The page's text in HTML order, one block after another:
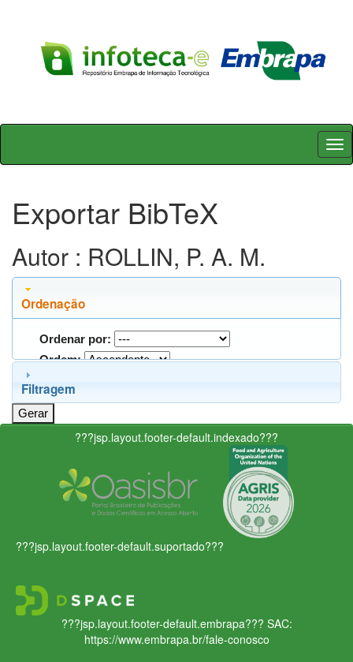
Skip
Exportar BibTeX
Autor : ROLLIN, P. A. M.
Ordenação
Ordenar por:
Ordem:
Filtragem
???jsp.layout.footer-default.indexado???
???jsp.layout.footer-default.suportado???
???jsp.layout.footer-default.embrapa??? SAC:
https://www.embrapa.br/fale-conosco